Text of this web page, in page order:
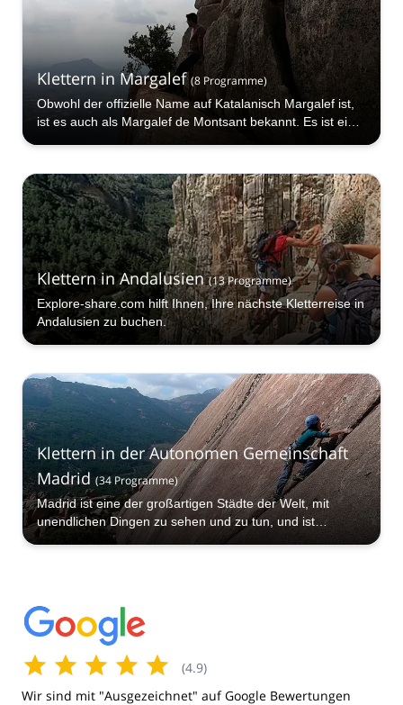
Klettern in Margalef (8 Programme)
Obwohl der offizielle Name auf Katalanisch Margalef ist,
ist es auch als Margalef de Montsant bekannt. Es ist ein
Klettern in Andalusien (13Programme)
Explore-share.com hilft Ihnen, Ihre nächste Kletterreise in
Andalusien zu buchen.
Klettern in der Autonomen Gemeinschaft
Madrid (34 Programme)
Madrid ist eine der großartigen Städte der Welt, mit
unendlichen Dingen zu sehen und zu tun, und ist
umgeben von einigen der besten Landschaften Spaniens.
(4.9)
Wir sind mit "Ausgezeichnet" auf Google Bewertungen